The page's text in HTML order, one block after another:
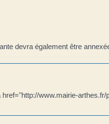
devra également être
www.mairie-